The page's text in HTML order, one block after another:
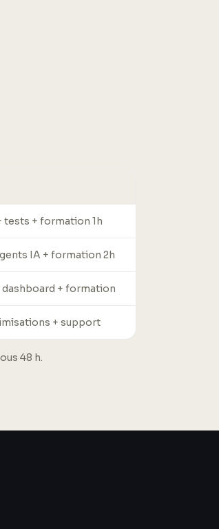
+ formation 1h
IA + formation 2h
dashboard + formation
+ support
48 h.